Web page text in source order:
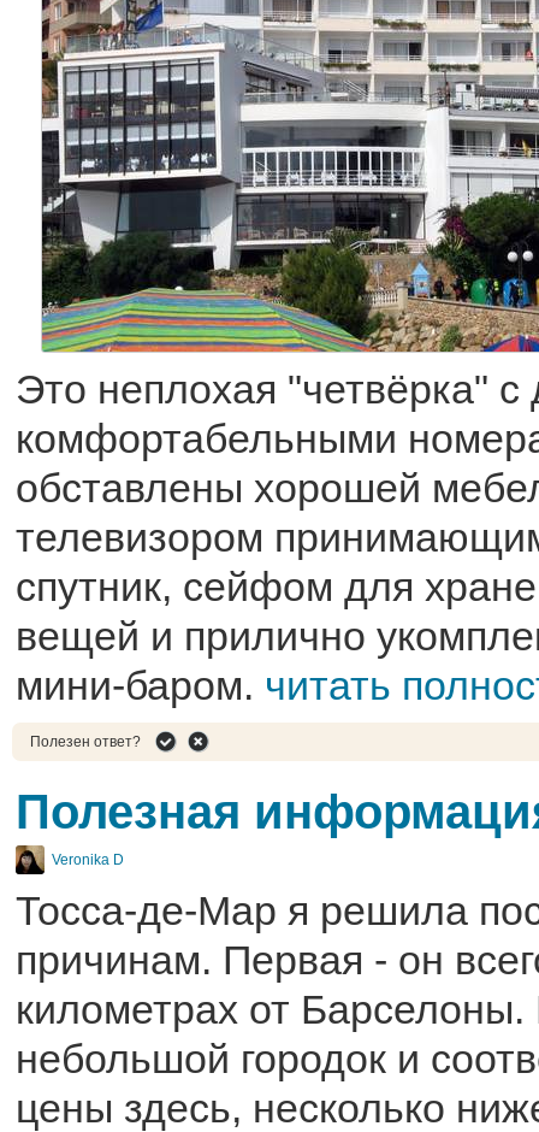
Это неплохая "четвёрка" с
комфортабельными
обставлены хорошей
телевизором
спутник, сейфом для
вещей и прилично
мини-баром. читать
Полезен ответ?
Полезная
Veronika D
Тосса-де-Мар я решила
причинам. Первая - он
километрах от Барселоны.
небольшой городок и
цены здесь, несколько